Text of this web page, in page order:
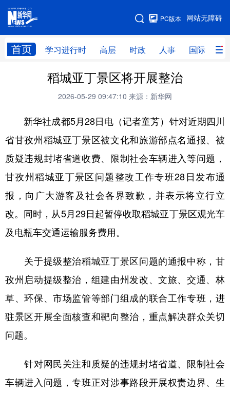
网站无障碍
PC版本
首页 学习进行时 高层 时政 人事 国际 财
网站地图
学习进行时 高层 时政
财经 网评
台湾 思客智库 全球连线 教育
科技 科创 量子 体育
文化 书画 健康 军事
食品 人居
彩票 娱乐 时尚 悦读
公益 一带一路 亚太网 上市公司
文化产业
稻城亚丁景区将开展整治
2026-05-29 09:47:10 来源：新华网
新华社成都5月28日电（记者童芳）针对近期四川
省甘孜州稻城亚丁景区被文化和旅游部点名通报、被
质疑违规封堵省道收费、限制社会车辆进入等问题，
甘孜州稻城亚丁景区问题整改工作专班28日发布通
报，向广大游客及社会各界致歉，并表示将立行立
改。同时，从5月29日起暂停收取稻城亚丁景区观光车
及电瓶车交通运输服务费用。
关于提级整治稻城亚丁景区问题的通报中称，甘
孜州启动提级整治，组建由州发改、文旅、交通、林
草、环保、市场监管等部门组成的联合工作专班，进
驻景区开展全面核查和靶向整治，重点解决群众关切
问题。
针对网民关注和质疑的违规封堵省道、限制社会
车辆进入问题，专班正对涉事路段开展权责边界、生